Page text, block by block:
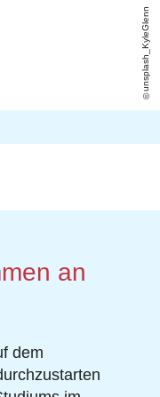
unsplash_KyleGlenn
an
dem